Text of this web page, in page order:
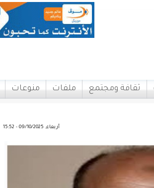
ثقافة ومجتمع ملفات منوعات
أربعاء, 09/10/2025 - 15:52